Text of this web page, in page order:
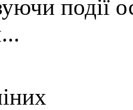
події